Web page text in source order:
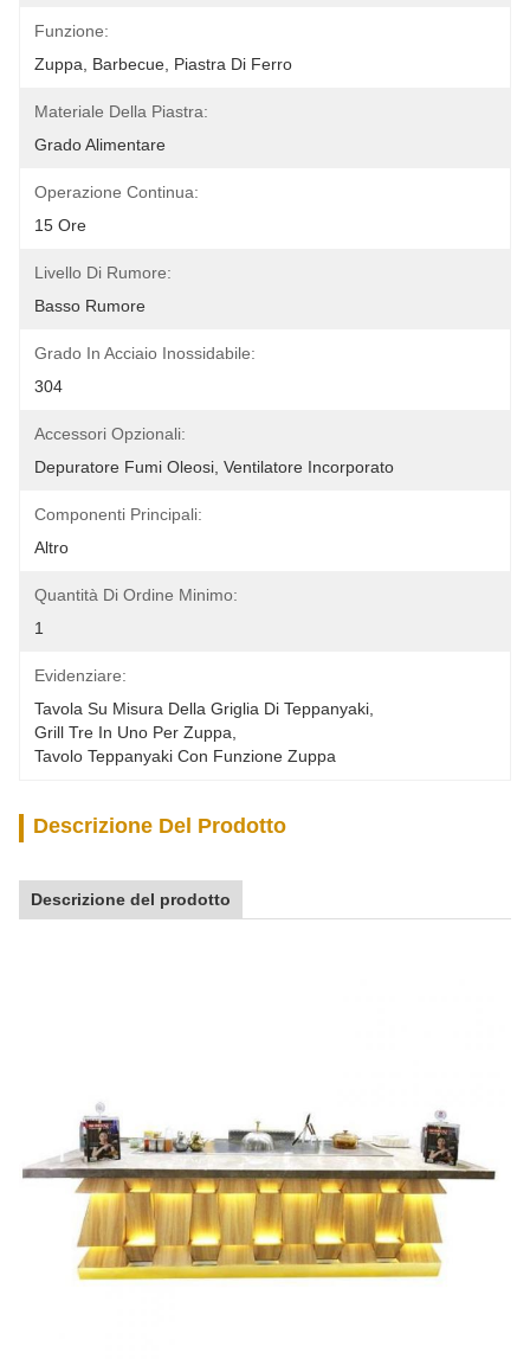
Funzione:
Zuppa, Barbecue, Piastra Di Ferro
Materiale Della Piastra:
Grado Alimentare
Operazione Continua:
15 Ore
Livello Di Rumore:
Basso Rumore
Grado In Acciaio Inossidabile:
304
Accessori Opzionali:
Depuratore Fumi Oleosi, Ventilatore Incorporato
Componenti Principali:
Altro
Quantità Di Ordine Minimo:
1
Evidenziare:
Tavola Su Misura Della Griglia Di Teppanyaki
Grill Tre In Uno Per Zuppa
Tavolo Teppanyaki Con Funzione Zuppa
Descrizione Del Prodotto
Descrizione del prodotto